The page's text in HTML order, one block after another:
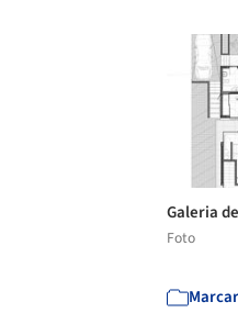
Galeria
Foto
Marcar